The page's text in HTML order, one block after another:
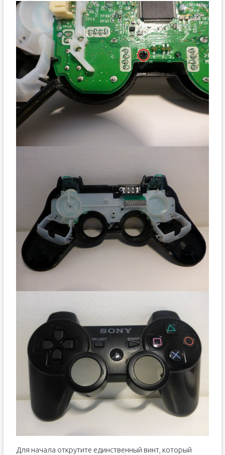
Для начала открутите единственный винт, который